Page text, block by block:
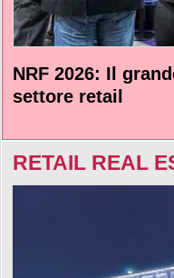
NRF 2026: Il
settore retail
RETAIL REAL